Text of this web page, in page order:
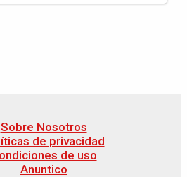
Sobre Nosotros
de privacidad
de uso
Anuntico